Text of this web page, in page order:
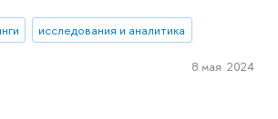
исследования и аналитика
8 мая 2024